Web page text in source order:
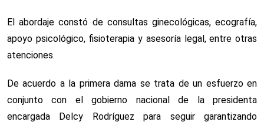
El abordaje constó de consultas ginecológicas, ecografía,
apoyo psicológico, fisioterapia y asesoría legal, entre otras
atenciones.
De acuerdo a la primera dama se trata de un esfuerzo en
conjunto con el gobierno nacional de la presidenta
encargada Delcy Rodríguez para seguir garantizando